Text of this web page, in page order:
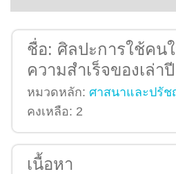
ชื่อ: ศิลปะการใช้คน
ความสำเร็จของเล่
หมวดหลัก: ศาสนาและปรัช
คงเหลือ: 2
เนื้อหา